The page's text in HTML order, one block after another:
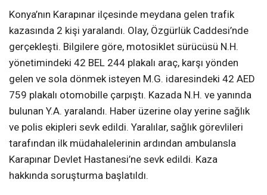
Konya’nın Karapınar ilçesinde meydana gelen trafik
kazasında 2 kişi yaralandı. Olay, Özgürlük Caddesi’nde
gerçekleşti. Bilgilere göre, motosiklet sürücüsü N.H.
yönetimindeki 42 BEL 244 plakalı araç, karşı yönden
gelen ve sola dönmek isteyen M.G. idaresindeki 42 AED
759 plakalı otomobille çarpıştı. Kazada N.H. ve yanında
bulunan Y.A. yaralandı. Haber üzerine olay yerine sağlık
ve polis ekipleri sevk edildi. Yaralılar, sağlık görevlileri
tarafından ilk müdahalelerinin ardından ambulansla
Karapınar Devlet Hastanesi’ne sevk edildi. Kaza
hakkında soruşturma başlatıldı.